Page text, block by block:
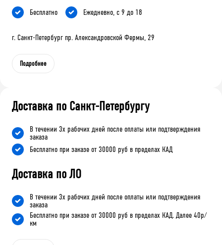
Бесплатно Ежедневно, с 9 до 18
г. Санкт-Петербург пр. Александровской Фермы, 29
Подробнее
Доставка по Санкт-Петербургу
В течении 3х рабочих дней после оплаты или подтверждения
заказа
Бесплатно при заказе от 30000 руб в пределах КАД
Доставка по ЛО
В течении 3х рабочих дней после оплаты или подтверждения
заказа
Бесплатно при заказе от 30000 руб в пределах КАД. Далее 40р/
км